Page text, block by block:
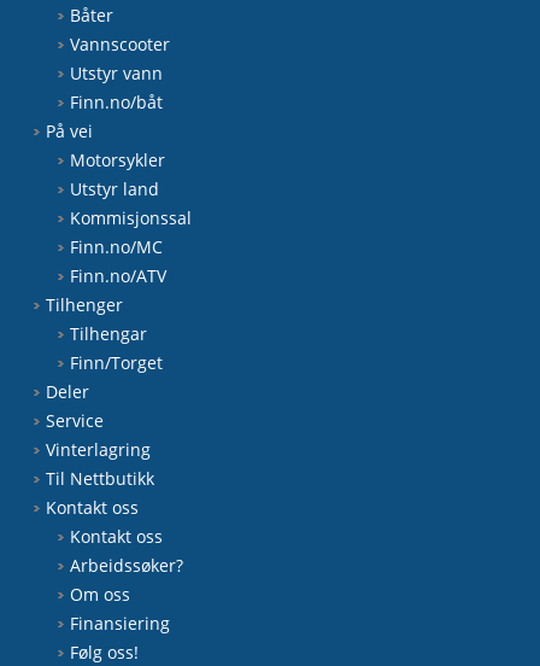
Båter
Vannscooter
Utstyr vann
Finn.no/båt
På vei
Motorsykler
Utstyr land
Kommisjonssal
Finn.no/MC
Finn.no/ATV
Tilhenger
Tilhengar
Finn/Torget
Deler
Service
Vinterlagring
Til Nettbutikk
Kontakt oss
Kontakt oss
Arbeidssøker?
Om oss
Finansiering
Følg oss!